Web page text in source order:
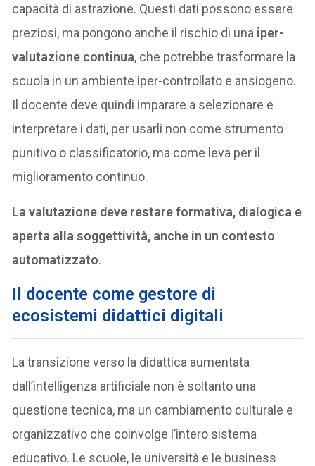
capacità di astrazione. Questi dati possono essere
preziosi, ma pongono anche il rischio di una iper-
valutazione continua, che potrebbe trasformare la
scuola in un ambiente iper-controllato e ansiogeno.
Il docente deve quindi imparare a selezionare e
interpretare i dati, per usarli non come strumento
punitivo o classificatorio, ma come leva per il
miglioramento continuo.
La valutazione deve restare formativa, dialogica e
aperta alla soggettività, anche in un contesto
automatizzato.
Il docente come gestore di
ecosistemi didattici digitali
La transizione verso la didattica aumentata
dall’intelligenza artificiale non è soltanto una
questione tecnica, ma un cambiamento culturale e
organizzativo che coinvolge l’intero sistema
educativo. Le scuole, le università e le business